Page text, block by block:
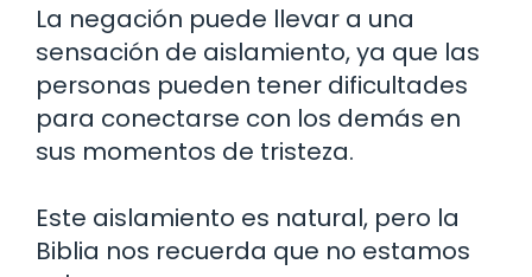
La negación puede llevar a una
sensación de aislamiento, ya que las
personas pueden tener dificultades
para conectarse con los demás en
sus momentos de tristeza.
Este aislamiento es natural, pero la
Biblia nos recuerda que no estamos